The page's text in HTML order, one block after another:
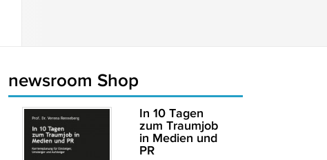
newsroom Shop
In 10 Tagen
zum Traumjob
in Medien und
PR